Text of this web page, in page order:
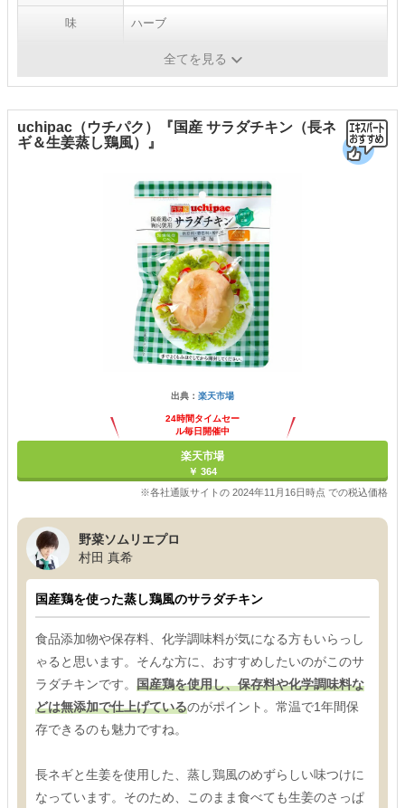
味 ハーブ
110gあたり：27.2g
全てを見る
uchipac（ウチパク）『国産 サラダチキン（長ネ
ギ＆生姜蒸し鶏風）』
出典： 楽天市場
24時間タイムセー
ル毎日開催中
楽天市場
￥ 364
※各社通販サイトの 2024年11月16日時点 での税込価格
野菜ソムリエプロ
村田 真希
国産鶏を使った蒸し鶏風のサラダチキン
食品添加物や保存料、化学調味料が気になる方もいらっし
ゃると思います。そんな方に、おすすめしたいのがこのサ
ラダチキンです。 国産鶏を使用し、保存料や化学調味料な
どは無添加で仕上げているのがポイント。常温で1年間保
存できるのも魅力ですね。
長ネギと生姜を使用した、蒸し鶏風のめずらしい味つけに
なっています。そのため、このまま食べても生姜のさっぱ